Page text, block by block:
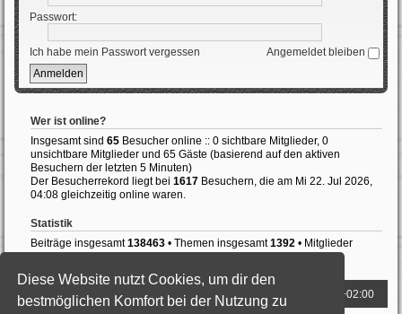
Diese Website nutzt Cookies, um dir den
bestmöglichen Komfort bei der Nutzung zu
Passwort:
Ich habe mein Passwort vergessen Angemeldet bleiben
Wer ist online?
Insgesamt sind 65 Besucher online :: 0 sichtbare Mitglieder, 0
unsichtbare Mitglieder und 65 Gäste (basierend auf den aktiven
Besuchern der letzten 5 Minuten)
Der Besucherrekord liegt bei 1617 Besuchern, die am Mi 22. Jul 2026,
04:08 gleichzeitig online waren.
Statistik
Beiträge insgesamt138463 • Themen insgesamt1392 • Mitglieder
insgesamt987• Unser neuestes Mitglied:LewisHedly
Foren-Übersicht UTC+02:00